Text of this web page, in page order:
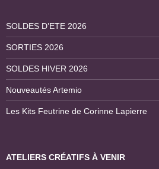
SOLDES D’ETE 2026
SORTIES 2026
SOLDES HIVER 2026
Nouveautés Artemio
Les Kits Feutrine de Corinne Lapierre
ATELIERS CRÉATIFS À VENIR